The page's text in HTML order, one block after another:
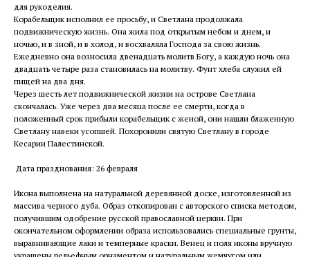
для рукоделия.
Корабельщик исполнил ее просьбу, и Светлана продолжала
подвижническую жизнь. Она жила под открытым небом и днем, и
ночью, и в зной, и в холод, и восхваляла Господа за свою жизнь.
Ежедневно она возносила двенадцать молитв Богу, а каждую ночь она
двадцать четыре раза становилась на молитву. Фунт хлеба служил ей
пищей на два дня.
Через шесть лет подвижнической жизни на острове Светлана
скончалась. Уже через два месяца после ее смерти, когда в
положенный срок прибыли корабельщик с женой, они нашли блаженную
Светлану навеки усопшей. Похоронили святую Светлану в городе
Кесарии Палестинской.
Дата празднования: 26 февраля
Икона выполнена на натуральной деревянной доске, изготовленной из
массива черного дуба. Образ откопирован с авторского списка методом,
получившим одобрение русской православной церкви. При
окончательном оформлении образа использовались специальные грунты,
выравнивающие лаки и темперные краски. Венец и поля иконы вручную
украшены рельефным орнаментом и натуральным жемчугом или